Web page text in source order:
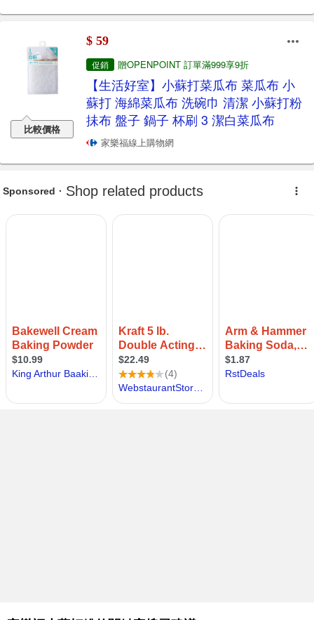
比較價格
$ 59
促銷 贈OPENPOINT 訂單滿999享9折
【生活好室】小蘇打菜瓜布 菜瓜布 小
蘇打 海綿菜瓜布 洗碗巾 清潔 小蘇打粉
抺布 盤子 鍋子 杯刷 3 潔白菜瓜布
家樂福線上購物網